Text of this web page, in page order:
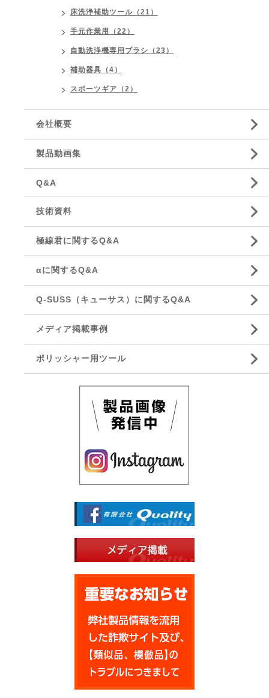
床洗浄補助ツール（21）
手元作業用（22）
自動洗浄機専用ブラシ（23）
補助器具（4）
スポーツギア（2）
会社概要
製品動画集
Q&A
技術資料
極線君に関するQ&A
αに関するQ&A
Q-SUSS（キューサス）に関するQ&A
メディア掲載事例
ポリッシャー用ツール